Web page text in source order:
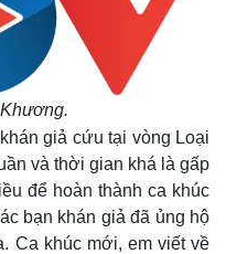
giả cứu tại vòng Loại
và thời gian khá là gấp
để hoàn thành ca khúc
bạn khán giả đã ủng hộ
Ca khúc mới, em viết về